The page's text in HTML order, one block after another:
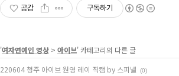
공감 구독하기
'여자연예인 영상 > 아이브' 카테고리의 다른 글
220604 청주 아이브 원영 레이 직캠 by 스피넬
(0)